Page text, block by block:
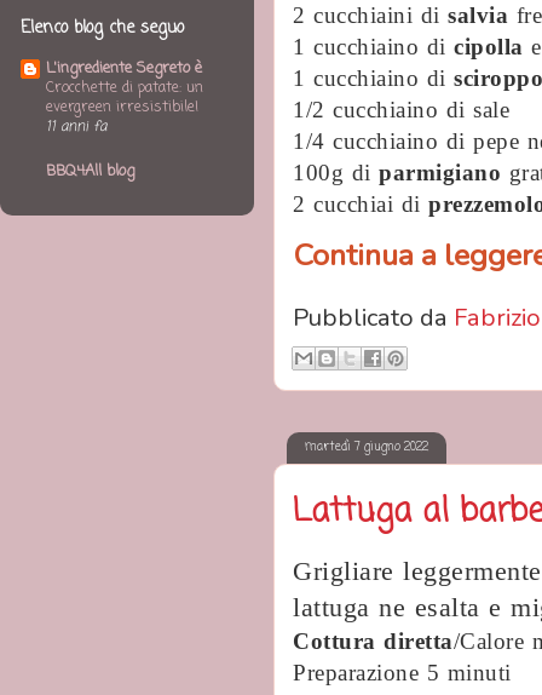
2 cucchiaini di salvia
1 cucchiaino di cipolla
1 cucchiaino di
1/2 cucchiaino di sale
1/4 cucchiaino di pepe
100g di parmigiano
2 cucchiai di
Continua a
Pubblicato da
martedì 7 giugno 2022
Lattuga al
Grigliare
lattuga ne esalta e
Cottura diretta/Calore
Preparazione 5 minuti
Elenco blog che seguo
L'ingrediente Segreto è
Crocchette di patate: un
evergreen irresistibile!
11 anni fa
BBQ4All blog